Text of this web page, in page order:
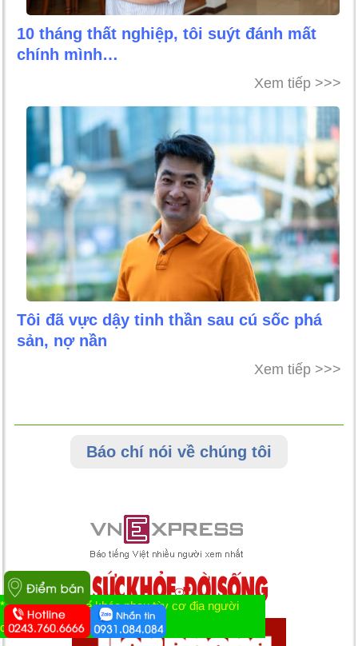
10 tháng thất nghiệp, tôi suýt đánh mất
chính mình…
Xem tiếp >>>
Tôi đã vực dậy tinh thần sau cú sốc phá
sản, nợ nần
Xem tiếp >>>
Báo chí nói về chúng tôi
* Tác dụng có thể khác nhau tùy cơ địa người
dùng